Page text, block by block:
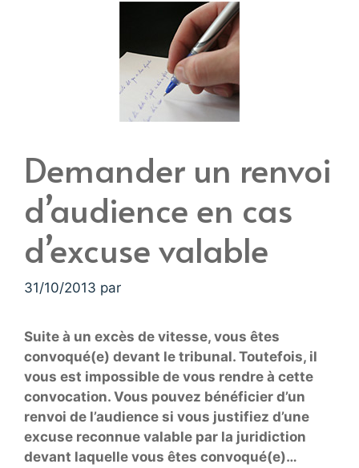
Demander un renvoi
d’audience en cas
d’excuse valable
31/10/2013 par
Suite à un excès de vitesse, vous êtes
convoqué(e) devant le tribunal. Toutefois, il
vous est impossible de vous rendre à cette
convocation. Vous pouvez bénéficier d’un
renvoi de l’audience si vous justifiez d’une
excuse reconnue valable par la juridiction
devant laquelle vous êtes convoqué(e)…